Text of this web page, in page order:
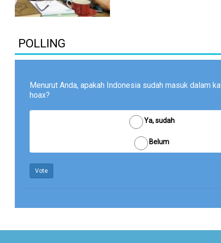
POLLING
Menurut Anda, apakah Indonesia sudah masuk dalam
hoax?
Ya, sudah
Belum
Vote